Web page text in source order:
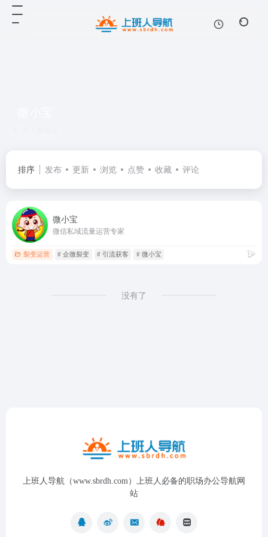
排序 发布 更新 浏览 点赞 收藏 评论
微小宝
微信私域流量运营专家
裂变运营 # 企微裂变 # 引流获客 # 微小宝
没有了
上班人导航（www.sbrdh.com）上班人必备的职场办公导航网
站